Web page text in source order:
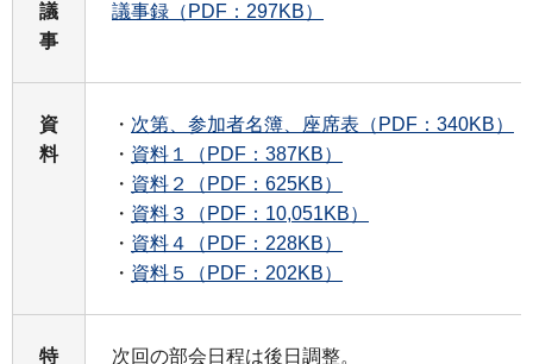
議
事
議事録（PDF：297KB）
資
料
・ 次第、参加者名簿、座席表（PDF：340KB）
・ 資料１（PDF：387KB）
・ 資料２（PDF：625KB）
・ 資料３（PDF：10,051KB）
・ 資料４（PDF：228KB）
・ 資料５（PDF：202KB）
特 次回の部会日程は後日調整。